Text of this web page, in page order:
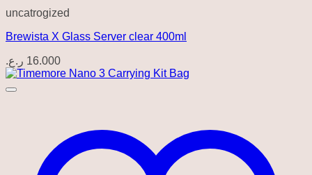
uncatrogized
Brewista X Glass Server clear 400ml
16.000 ر.ع.